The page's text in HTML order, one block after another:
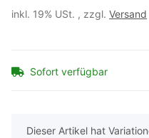
inkl. 19% USt. , zzgl. Versand
Sofort verfügbar
x
Dieser Artikel hat